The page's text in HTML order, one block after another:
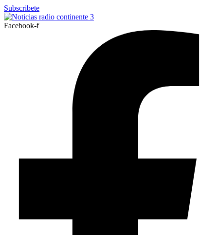
Ir
al
contenido
Subscribete
Facebook-f